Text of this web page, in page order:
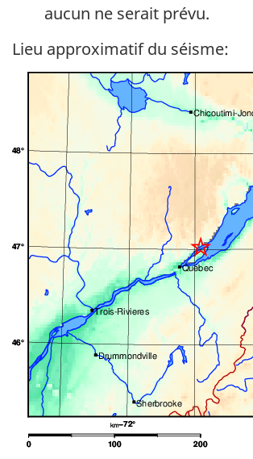
aucun ne serait prévu.
Lieu approximatif du séisme: